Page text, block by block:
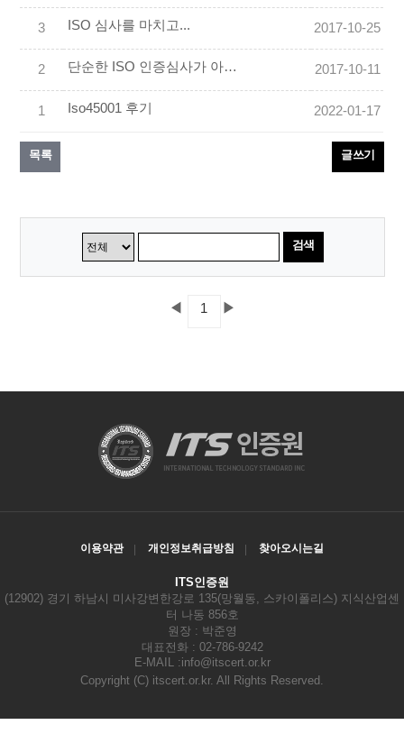
3 ISO 심사를 마치고... 2017-10-25
2 단순한 ISO 인증심사가 아니라 알찬 시간이었습니다 2017-10-11
1 Iso45001 후기 2022-01-17
목록 글쓰기
검색
◀ 1 ▶
이용약관 개인정보취급방침 찾아오시는길
ITS인증원
(12902) 경기 하남시 미사강변한강로 135(망월동, 스카이폴리스) 지식산업센
터 나동 856호
원장 : 박준영
대표전화 : 02-786-9242
E-MAIL :info@itscert.or.kr
Copyright (C) itscert.or.kr. All Rights Reserved.